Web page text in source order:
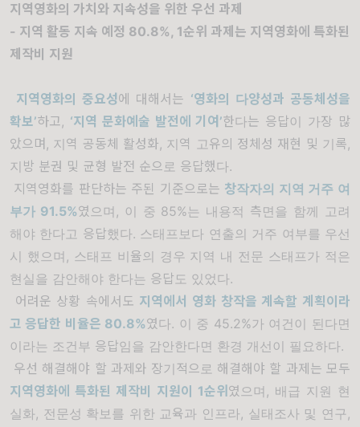
지역영화의 가치와 지속성을 위한 우선 과제
- 지역 활동 지속 예정 80.8%, 1순위 과제는 지역영화에 특화된
제작비 지원
지역영화의 중요성에 대해서는 ‘영화의 다양성과 공동체성을
확보’하고, ‘지역 문화예술 발전에 기여’한다는 응답이 가장 많
았으며, 지역 공동체 활성화, 지역 고유의 정체성 재현 및 기록,
지방 분권 및 균형 발전 순으로 응답했다.
지역영화를 판단하는 주된 기준으로는 창작자의 지역 거주 여
부가 91.5%였으며, 이 중 85%는 내용적 측면을 함께 고려
해야 한다고 응답했다. 스태프보다 연출의 거주 여부를 우선
시 했으며, 스태프 비율의 경우 지역 내 전문 스태프가 적은
현실을 감안해야 한다는 응답도 있었다.
어려운 상황 속에서도 지역에서 영화 창작을 계속할 계획이라
고 응답한 비율은 80.8%였다. 이 중 45.2%가 여건이 된다면
이라는 조건부 응답임을 감안한다면 환경 개선이 필요하다.
우선 해결해야 할 과제와 장기적으로 해결해야 할 과제는 모두
지역영화에 특화된 제작비 지원이 1순위 였으며, 배급 지원 현
실화, 전문성 확보를 위한 교육과 인프라, 실태조사 및 연구,